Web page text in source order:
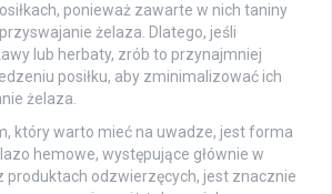
ponieważ zawarte w nich taniny
żelaza. Dlatego, jeśli
lub herbaty, zrób to przynajmniej
posiłku, aby zminimalizować ich
żelaza.
który warto mieć na uwadze, jest forma
hemowe, występujące głównie w
produktach odzwierzęcych, jest znacznie